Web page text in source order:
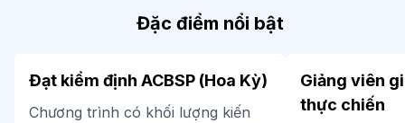
Đặc điểm nổi bật
Đạt kiểm định ACBSP (Hoa Kỳ)
Chương trình có khối lượng kiến
Giảng viên
thực chiến